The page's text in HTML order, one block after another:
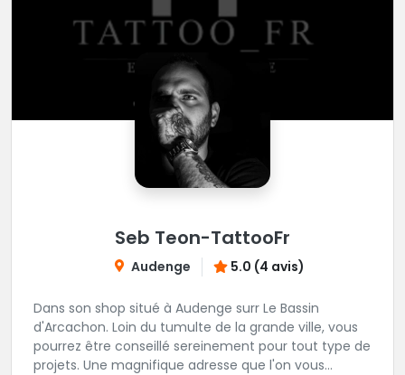
Seb Teon-TattooFr
Audenge 5.0 (4 avis)
Dans son shop situé à Audenge surr Le Bassin
d'Arcachon. Loin du tumulte de la grande ville, vous
pourrez être conseillé sereinement pour tout type de
projets. Une magnifique adresse que l'on vous